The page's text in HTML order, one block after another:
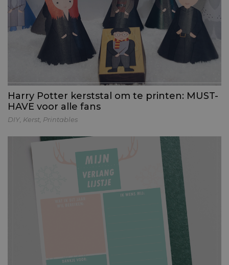
Harry Potter kerststal om te printen: MUST-
HAVE voor alle fans
DIY, Kerst, Printables